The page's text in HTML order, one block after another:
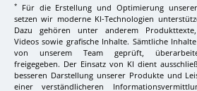
*
Für die Erstellung und Optimierung
setzen wir moderne KI-Technologien
Dazu gehören unter anderem
Videos sowie grafische Inhalte. Sämtliche
von unserem Team geprüft,
freigegeben. Der Einsatz von KI dient
besseren Darstellung unserer Produkte und
einer verständlicheren